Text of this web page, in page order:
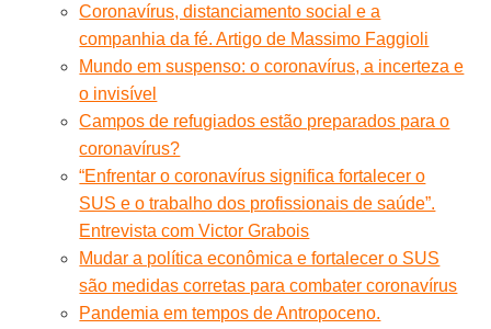
Coronavírus, distanciamento social e a
companhia da fé. Artigo de Massimo Faggioli
Mundo em suspenso: o coronavírus, a incerteza e
o invisível
Campos de refugiados estão preparados para o
coronavírus?
“Enfrentar o coronavírus significa fortalecer o
SUS e o trabalho dos profissionais de saúde”.
Entrevista com Victor Grabois
Mudar a política econômica e fortalecer o SUS
são medidas corretas para combater coronavírus
Pandemia em tempos de Antropoceno.